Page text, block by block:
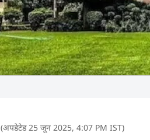
(अपडेटेड 25 जून 2025, 4:07 PM IST)